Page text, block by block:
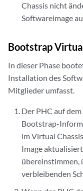
Chassis nicht
Softwareimage
Bootstrap
In dieser Phase
Installation des
Mitglieder umfasst.
Der PHC auf
Bootstrap-
im Virtual
Image
übereinstimmen,
verbleibenden